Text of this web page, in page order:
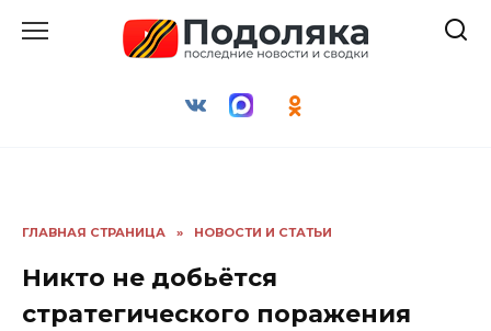
ГЛАВНАЯ СТРАНИЦА » НОВОСТИ И СТАТЬИ
Никто не добьётся
стратегического поражения